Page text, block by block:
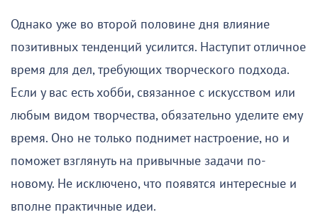
Однако уже во второй половине дня влияние
позитивных тенденций усилится. Наступит отличное
время для дел, требующих творческого подхода.
Если у вас есть хобби, связанное с искусством или
любым видом творчества, обязательно уделите ему
время. Оно не только поднимет настроение, но и
поможет взглянуть на привычные задачи по-
новому. Не исключено, что появятся интересные и
вполне практичные идеи.